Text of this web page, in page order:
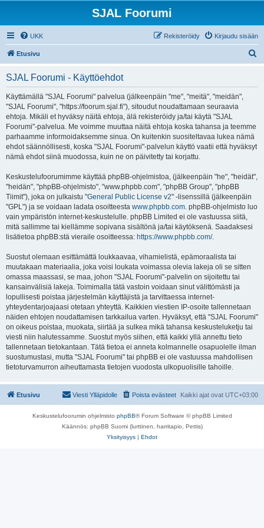
SJAL Foorumi
UKK Kirjaudu sisään
Rekisteröidy
Etusivu
SJAL Foorumi - Käyttöehdot
Käyttämällä "SJAL Foorumi" palvelua (jälkeenpäin "me", "meitä", "meidän",
"SJAL Foorumi", "https://foorum.sjal.fi"), sitoudut noudattamaan seuraavia
ehtoja. Mikäli et hyväksy näitä ehtoja, älä rekisteröidy ja/tai käytä "SJAL
Foorumi"-palvelua. Me voimme muuttaa näitä ehtoja koska tahansa ja teemme
parhaamme informoidaksemme sinua. On kuitenkin suositeltavaa lukea nämä
ehdot säännöllisesti, koska "SJAL Foorumi"-palvelun käyttö vaatii että hyväksyt
nämä ehdot siinä muodossa, kuin ne on päivitetty tai korjattu.
Keskustelufoorumimme käyttää phpBB-ohjelmistoa, (jälkeenpäin "he", "heidät",
"heidän", "phpBB-ohjelmisto", "www.phpbb.com", "phpBB Group", "phpBB
Tiimit"), joka on julkaistu "General Public License v2" -lisenssillä (jälkeenpäin
"GPL") ja se voidaan ladata osoitteesta www.phpbb.com. phpBB-ohjelmisto luo
vain ympäristön internet-keskustelulle. phpBB Limited ei ole vastuussa siitä,
mitä sallimme tai kiellämme sopivana sisältönä ja/tai käytöksenä. Saadaksesi
lisätietoa phpBB:stä vieraile osoitteessa: https://www.phpbb.com/.
Suostut olemaan esittämättä loukkaavaa, vihamielistä, epämoraalista tai
muutakaan materiaalia, joka voisi loukata voimassa olevia lakeja oli se sitten
omassa maassasi, se maa, johon "SJAL Foorumi"-palvelin on sijoitettu tai
kansainvälisiä lakeja. Toimimalla tätä vastoin voidaan sinut välittömästi ja
lopullisesti poistaa järjestelmän käyttäjistä ja tarvittaessa internet-
yhteydentarjoajaasi otetaan yhteyttä. Kaikkien viestien IP-osoite tallennetaan
näiden ehtojen noudattamisen tarkkailua varten. Hyväksyt, että "SJAL Foorumi"
on oikeus poistaa, muokata, siirtää ja sulkea mikä tahansa keskusteluketju tai
viesti niin halutessamme. Suostut myös siihen, että kaikki yllä annettu tieto
tallennetaan tietokantaan. Tätä tietoa ei anneta kolmannelle osapuolelle ilman
suostumustasi, mutta "SJAL Foorumi" tai phpBB ei ole vastuussa mahdollisen
tietoturvamurron aiheuttamasta tietojen vuodosta ulkopuolisille tahoille.
Etusivu Kaikki ajat ovat UTC+03:00
Poista evästeet
Viesti Ylläpidolle
Keskustelufoorumin ohjelmisto phpBB® Forum Software © phpBB Limited
Käännös: phpBB Suomi (lurttinen, harritapio, Pettis)
Yksityisyys | Ehdot